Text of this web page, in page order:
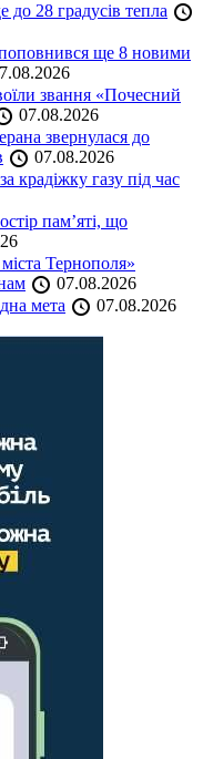
до 28 градусів тепла
ще 8 новими
звання «Почесний
07.08.2026
звернулася до
07.08.2026
крадіжку газу під час
пам’яті, що
Тернополя»
07.08.2026
мета
07.08.2026